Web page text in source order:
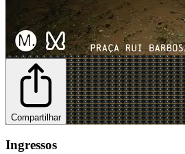
Compartilhar
Ingressos